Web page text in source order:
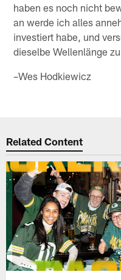
haben es noch nicht
an werde ich alles
investiert habe, und
dieselbe Wellenlänge
–Wes Hodkiewicz
Related Content